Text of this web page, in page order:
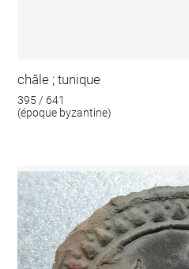
châle ; tunique
395 / 641
(époque byzantine)